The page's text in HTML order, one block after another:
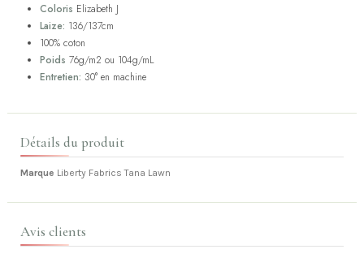
Coloris Elizabeth J
Laize: 136/137cm
100% coton
Poids 76g/m2 ou 104g/mL
Entretien: 30° en machine
Détails du produit
Marque Liberty Fabrics Tana Lawn
Avis clients